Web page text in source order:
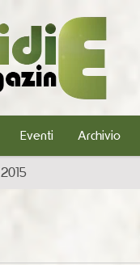
Eventi Archivio
2015